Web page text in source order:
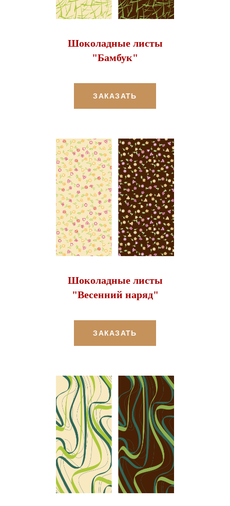
Шоколадные листы
"Бамбук"
ЗАКАЗАТЬ
Шоколадные листы
"Весенний наряд"
ЗАКАЗАТЬ